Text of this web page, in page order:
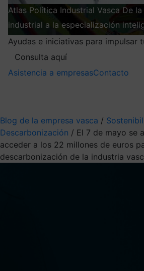
Atlas Política Industrial Vasca De
industrial a la especialización
Ayudas e iniciativas para impulsar
Consulta aquí
Asistencia a empresasContacto
Blog de la empresa vasca /
Descarbonización / El 7 de mayo se
acceder a los 22 millones de euros
descarbonización de la industria